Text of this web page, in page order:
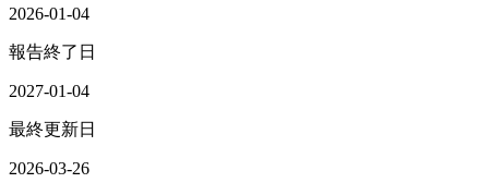
2026-01-04
報告終了日
2027-01-04
最終更新日
2026-03-26